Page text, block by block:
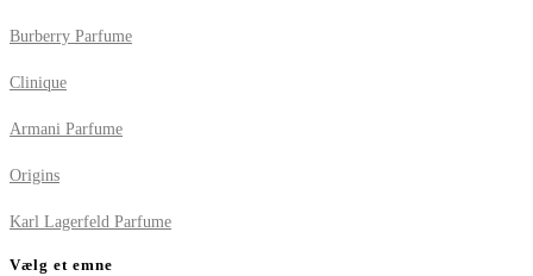
Burberry Parfume
Clinique
Armani Parfume
Origins
Karl Lagerfeld Parfume
Vælg et emne